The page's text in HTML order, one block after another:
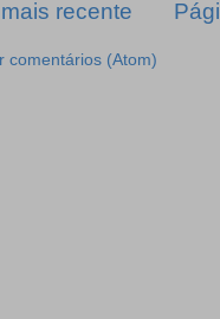
recente
comentários (Atom)